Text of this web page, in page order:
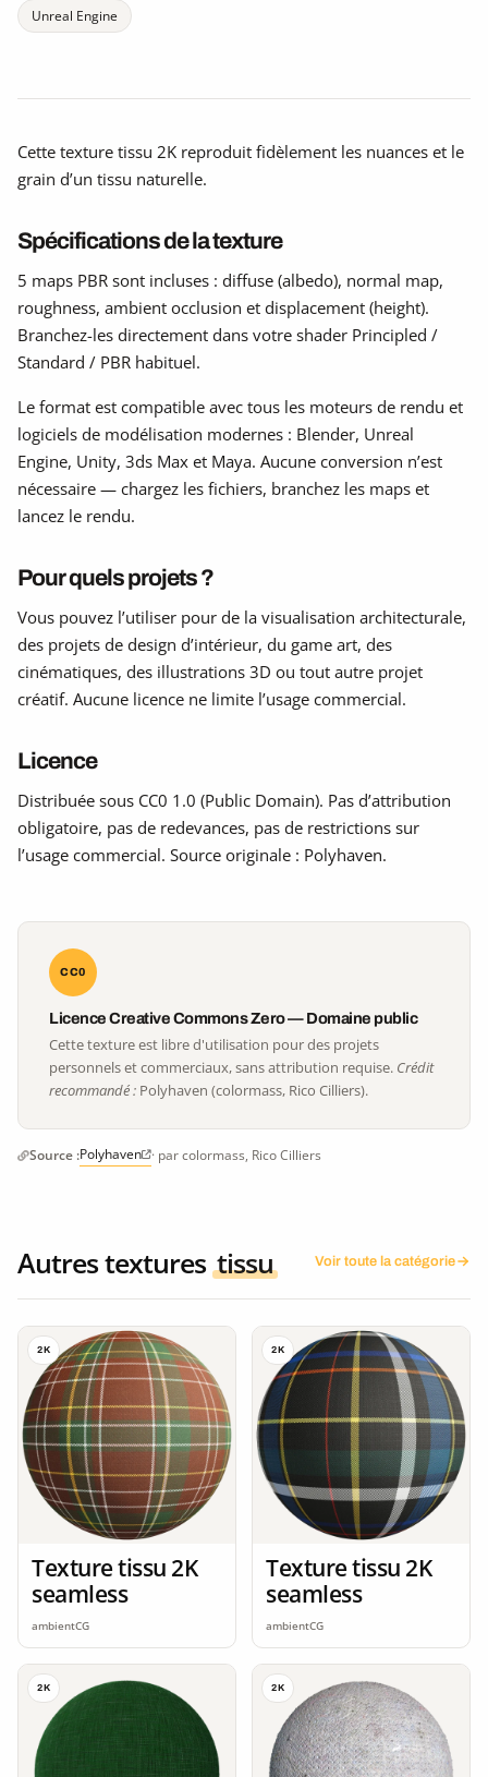
Unreal Engine
Cette texture tissu 2K reproduit fidèlement les nuances et le
grain d’un tissu naturelle.
Spécifications de la texture
5 maps PBR sont incluses : diffuse (albedo), normal map,
roughness, ambient occlusion et displacement (height).
Branchez-les directement dans votre shader Principled /
Standard / PBR habituel.
Le format est compatible avec tous les moteurs de rendu et
logiciels de modélisation modernes : Blender, Unreal
Engine, Unity, 3ds Max et Maya. Aucune conversion n’est
nécessaire — chargez les fichiers, branchez les maps et
lancez le rendu.
Pour quels projets ?
Vous pouvez l’utiliser pour de la visualisation architecturale,
des projets de design d’intérieur, du game art, des
cinématiques, des illustrations 3D ou tout autre projet
créatif. Aucune licence ne limite l’usage commercial.
Licence
Distribuée sous CC0 1.0 (Public Domain). Pas d’attribution
obligatoire, pas de redevances, pas de restrictions sur
l’usage commercial. Source originale : Polyhaven.
CC0
Licence Creative Commons Zero — Domaine public
Cette texture est libre d'utilisation pour des projets
personnels et commerciaux, sans attribution requise. Crédit
recommandé : Polyhaven (colormass, Rico Cilliers).
Source :Polyhaven · par colormass, Rico Cilliers
Autres textures tissu Voir toute la catégorie
2K
Texture tissu 2K
seamless
ambientCG
2K
Texture tissu 2K
seamless
ambientCG
2K 2K